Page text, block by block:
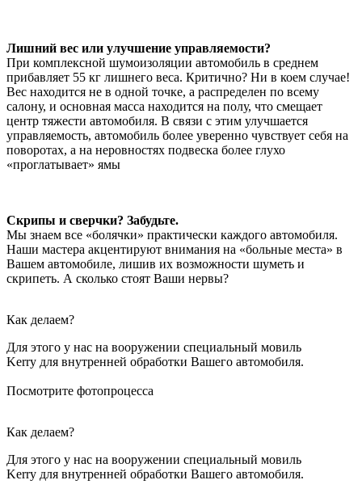
Лишний вес или улучшение управляемости?
При комплексной шумоизоляции автомобиль в среднем
прибавляет 55 кг лишнего веса. Критично? Ни в коем случае!
Вес находится не в одной точке, а распределен по всему
салону, и основная масса находится на полу, что смещает
центр тяжести автомобиля. В связи с этим улучшается
управляемость, автомобиль более уверенно чувствует себя на
поворотах, а на неровностях подвеска более глухо
«проглатывает» ямы
Скрипы и сверчки? Забудьте.
Мы знаем все «болячки» практически каждого автомобиля.
Наши мастера акцентируют внимания на «больные места» в
Вашем автомобиле, лишив их возможности шуметь и
скрипеть. А сколько стоят Ваши нервы?
Как делаем?
Для этого у нас на вооружении специальный мовиль
Kerry для внутренней обработки Вашего автомобиля.
Посмотрите фотопроцесса
Как делаем?
Для этого у нас на вооружении специальный мовиль
Kerry для внутренней обработки Вашего автомобиля.